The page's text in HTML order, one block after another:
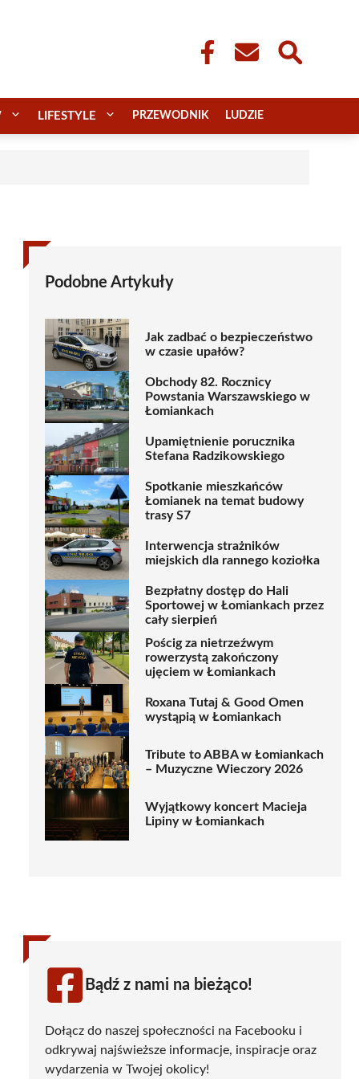
LIFESTYLE PRZEWODNIK LUDZIE
Podobne Artykuły
Jak zadbać o bezpieczeństwo
w czasie upałów?
Obchody 82. Rocznicy
Powstania Warszawskiego w
Łomiankach
Upamiętnienie porucznika
Stefana Radzikowskiego
Spotkanie mieszkańców
Łomianek na temat budowy
trasy S7
Interwencja strażników
miejskich dla rannego koziołka
Bezpłatny dostęp do Hali
Sportowej w Łomiankach przez
cały sierpień
Pościg za nietrzeźwym
rowerzystą zakończony
ujęciem w Łomiankach
Roxana Tutaj & Good Omen
wystąpią w Łomiankach
Tribute to ABBA w Łomiankach
– Muzyczne Wieczory 2026
Wyjątkowy koncert Macieja
Lipiny w Łomiankach
Bądź z nami na bieżąco!
Dołącz do naszej społeczności na Facebooku i
odkrywaj najświeższe informacje, inspiracje oraz
wydarzenia w Twojej okolicy!